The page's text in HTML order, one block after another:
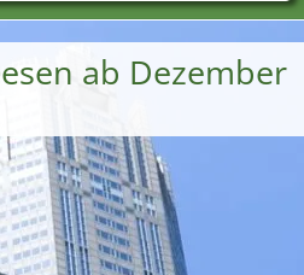
ab Dezember
Städte
Branchen